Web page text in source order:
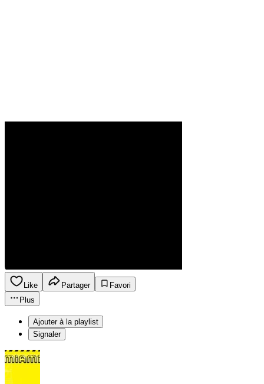
Like Partager
Favori
Plus
Ajouter à la playlist
Signaler